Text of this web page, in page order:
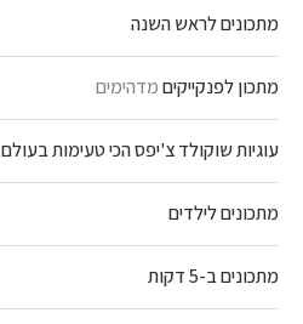
מתכונים לראש השנה
מתכון לפנקייקיםמדהימים
עוגיות שוקולד צ'יפס הכי טעימות בעולם
מתכונים לילדים
מתכונים ב-5 דקות